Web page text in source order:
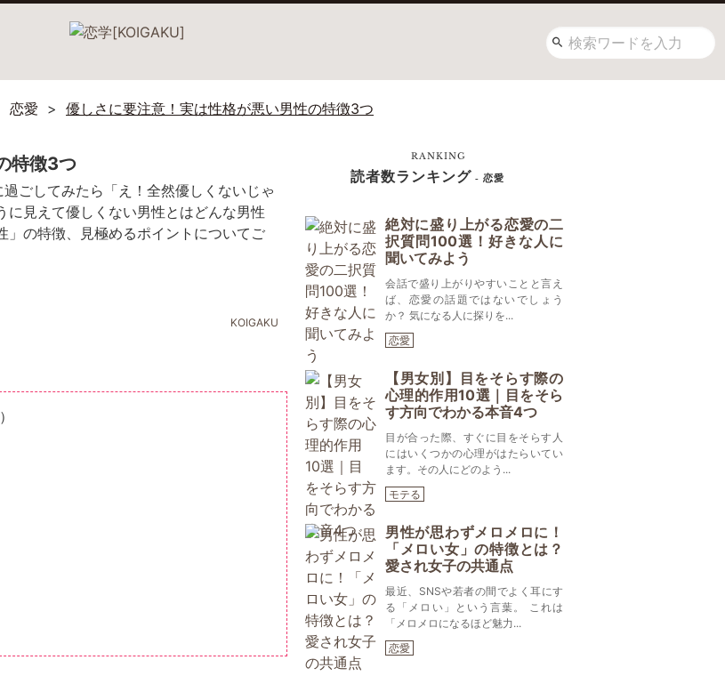
恋愛 優しさに要注意！実は性格が悪い男性の特徴3つ
特徴3つ
ごしてみたら「え！全然優しくないじゃ
見えて優しくない男性とはどんな男性
」の特徴、見極めるポイントについてご
KOIGAKU
RANKING
読者数ランキング - 恋愛
絶対に盛り上がる恋愛の二
択質問100選！好きな人に
聞いてみよう
会話で盛り上がりやすいことと言え
ば、恋愛の話題ではないでしょう
か？ 気になる人に探りを...
恋愛
【男女別】目をそらす際の
心理的作用10選｜目をそら
す方向でわかる本音4つ
目が合った際、すぐに目をそらす人
にはいくつかの心理がはたらいてい
ます。その人にどのよう...
モテる
男性が思わずメロメロに！
「メロい女」の特徴とは？
愛され女子の共通点
最近、SNSや若者の間でよく耳にす
る「メロい」という言葉。 これは
「メロメロになるほど魅力...
恋愛